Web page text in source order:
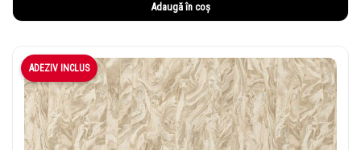
Adaugă în coș
ADEZIV INCLUS